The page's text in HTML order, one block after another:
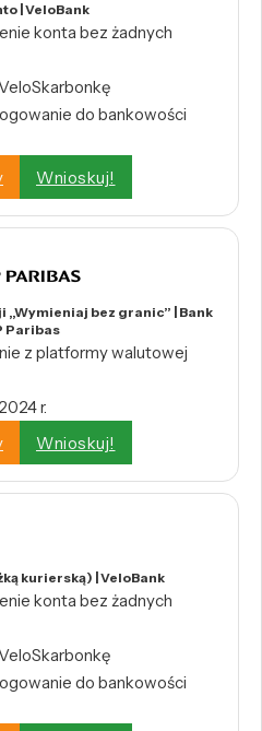
| VeloBank
konta bez żadnych
do bankowości
Wnioskuj!
„Wymieniaj bez granic” | Bank
Paribas
z platformy walutowej
r.
Wnioskuj!
kurierską) | VeloBank
konta bez żadnych
do bankowości